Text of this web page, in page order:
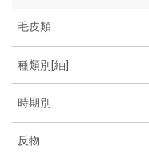
毛皮類
種類別[紬]
時期別
反物